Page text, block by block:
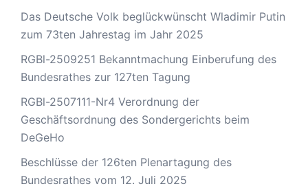
Das Deutsche Volk beglückwünscht Wladimir Putin
zum 73ten Jahrestag im Jahr 2025
RGBl-2509251 Bekanntmachung Einberufung des
Bundesrathes zur 127ten Tagung
RGBl-2507111-Nr4 Verordnung der
Geschäftsordnung des Sondergerichts beim
DeGeHo
Beschlüsse der 126ten Plenartagung des
Bundesrathes vom 12. Juli 2025